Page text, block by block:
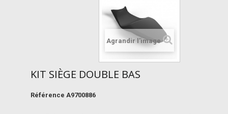
Agrandir l'image
KIT SIÈGE DOUBLE BAS
Référence A9700886